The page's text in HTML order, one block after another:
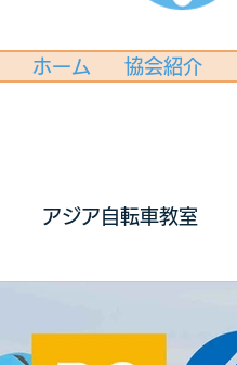
ホーム 協会紹介
アジア自転車教室